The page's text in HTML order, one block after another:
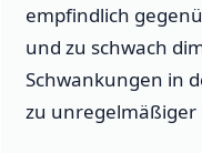
empfindlich
und zu schwach
Schwankungen in
zu unregelmäßiger